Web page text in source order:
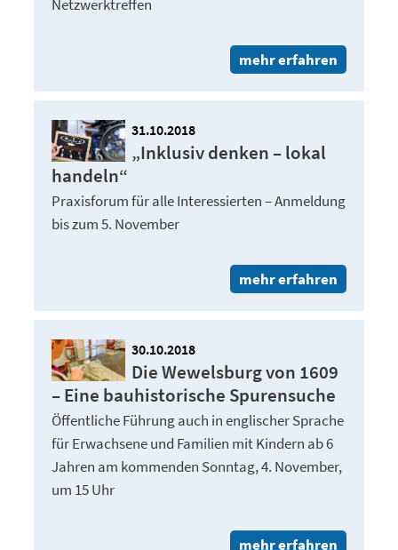
Netzwerktreffen
mehr erfahren
31.10.2018
„Inklusiv denken – lokal
handeln“
Praxisforum für alle Interessierten – Anmeldung
bis zum 5. November
mehr erfahren
30.10.2018
Die Wewelsburg von 1609
– Eine bauhistorische Spurensuche
Öffentliche Führung auch in englischer Sprache
für Erwachsene und Familien mit Kindern ab 6
Jahren am kommenden Sonntag, 4. November,
um 15 Uhr
mehr erfahren